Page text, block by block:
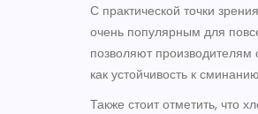
С практической точки
очень популярным для
позволяют производителям
как устойчивость к
Также стоит отметить, что